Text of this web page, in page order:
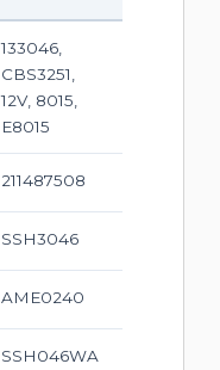
133046,
CBS3251,
12V, 8015,
E8015
211487508
SSH3046
AME0240
SSH046WA